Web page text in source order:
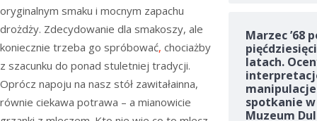
oryginalnym smaku i mocnym zapachu
drożdży. Zdecydowanie dla smakoszy, ale
koniecznie trzeba go spróbować, chociażby
z szacunku do ponad stuletniej tradycji.
Oprócz napoju na nasz stół zawitałainna,
równie ciekawa potrawa – a mianowicie
Marzec ’68
latach.
spotkanie w
Muzeum